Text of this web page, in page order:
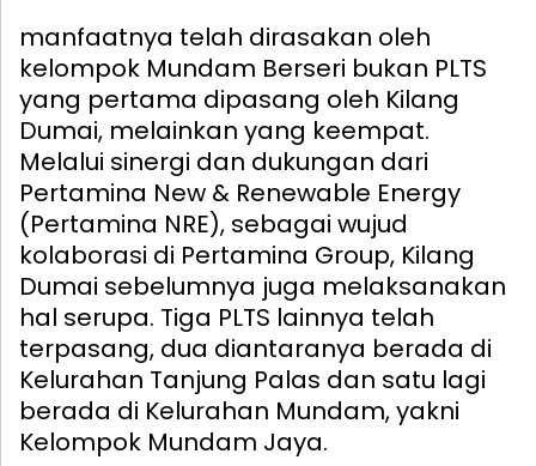
manfaatnya telah dirasakan oleh
kelompok Mundam Berseri bukan PLTS
yang pertama dipasang oleh Kilang
Dumai, melainkan yang keempat.
Melalui sinergi dan dukungan dari
Pertamina New & Renewable Energy
(Pertamina NRE), sebagai wujud
kolaborasi di Pertamina Group, Kilang
Dumai sebelumnya juga melaksanakan
hal serupa. Tiga PLTS lainnya telah
terpasang, dua diantaranya berada di
Kelurahan Tanjung Palas dan satu lagi
berada di Kelurahan Mundam, yakni
Kelompok Mundam Jaya.